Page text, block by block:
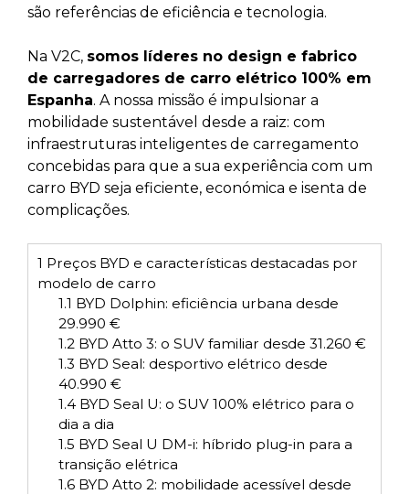
são referências de eficiência e tecnologia.
Na V2C, somos líderes no design e fabrico
de carregadores de carro elétrico 100% em
Espanha. A nossa missão é impulsionar a
mobilidade sustentável desde a raiz: com
infraestruturas inteligentes de carregamento
concebidas para que a sua experiência com um
carro BYD seja eficiente, económica e isenta de
complicações.
1 Preços BYD e características destacadas por
modelo de carro
1.1 BYD Dolphin: eficiência urbana desde
29.990 €
1.2BYD Atto 3: o SUV familiar desde 31.260 €
1.3 BYD Seal: desportivo elétrico desde
40.990 €
1.4BYD Seal U: o SUV 100% elétrico para o
dia a dia
1.5 BYD Seal U DM-i: híbrido plug-in para a
transição elétrica
1.6BYD Atto 2: mobilidade acessível desde